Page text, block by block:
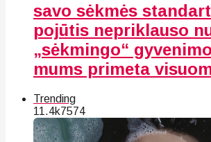
savo sėkmės
pojūtis nepriklauso
„sėkmingo“
mums primeta
Trending
11.4k7574